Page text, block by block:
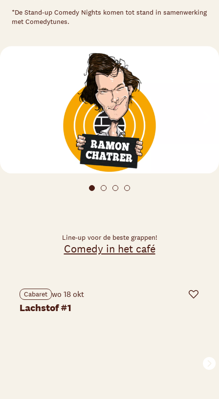
*De Stand-up Comedy Nights komen tot stand in samenwerking
met Comedytunes.
Line-up voor de beste grappen!
Comedy in het café
Cabaret wo 18 okt
Lachstof #1
Favoriet